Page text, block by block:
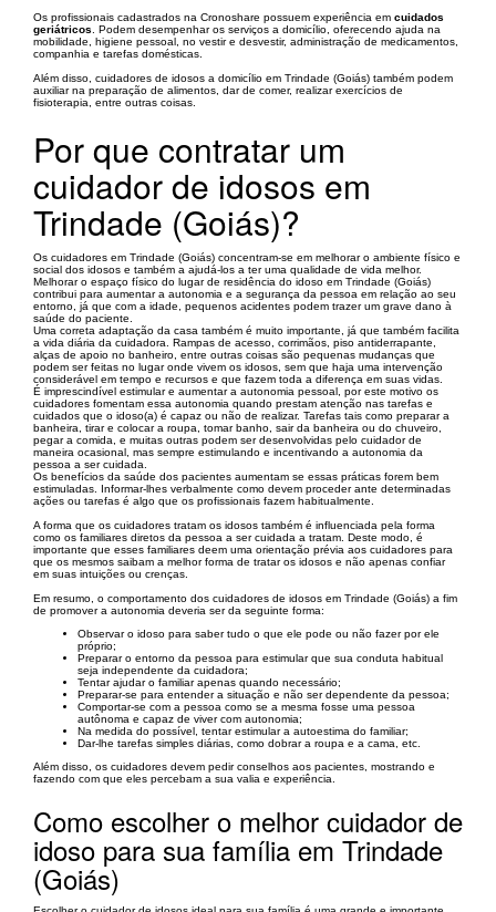
Os profissionais cadastrados na Cronoshare possuem experiência em cuidados
geriátricos . Podem desempenhar os serviços a domicílio, oferecendo ajuda na
mobilidade, higiene pessoal, no vestir e desvestir, administração de medicamentos,
companhia e tarefas domésticas.
Além disso, cuidadores de idosos a domicílio em Trindade (Goiás) também podem
auxiliar na preparação de alimentos, dar de comer, realizar exercícios de
fisioterapia, entre outras coisas.
Por que contratar um
cuidador de idosos em
Trindade (Goiás)?
Os cuidadores em Trindade (Goiás) concentram-se em melhorar o ambiente físico e
social dos idosos e também a ajudá-los a ter uma qualidade de vida melhor.
Melhorar o espaço físico do lugar de residência do idoso em Trindade (Goiás)
contribui para aumentar a autonomia e a segurança da pessoa em relação ao seu
entorno, já que com a idade, pequenos acidentes podem trazer um grave dano à
saúde do paciente.
Uma correta adaptação da casa também é muito importante, já que também facilita
a vida diária da cuidadora. Rampas de acesso, corrimãos, piso antiderrapante,
alças de apoio no banheiro, entre outras coisas são pequenas mudanças que
podem ser feitas no lugar onde vivem os idosos, sem que haja uma intervenção
considerável em tempo e recursos e que fazem toda a diferença em suas vidas.
É imprescindível estimular e aumentar a autonomia pessoal, por este motivo os
cuidadores fomentam essa autonomia quando prestam atenção nas tarefas e
cuidados que o idoso(a) é capaz ou não de realizar. Tarefas tais como preparar a
banheira, tirar e colocar a roupa, tomar banho, sair da banheira ou do chuveiro,
pegar a comida, e muitas outras podem ser desenvolvidas pelo cuidador de
maneira ocasional, mas sempre estimulando e incentivando a autonomia da
pessoa a ser cuidada.
Os benefícios da saúde dos pacientes aumentam se essas práticas forem bem
estimuladas. Informar-lhes verbalmente como devem proceder ante determinadas
ações ou tarefas é algo que os profissionais fazem habitualmente.
A forma que os cuidadores tratam os idosos também é influenciada pela forma
como os familiares diretos da pessoa a ser cuidada a tratam. Deste modo, é
importante que esses familiares deem uma orientação prévia aos cuidadores para
que os mesmos saibam a melhor forma de tratar os idosos e não apenas confiar
em suas intuições ou crenças.
Em resumo, o comportamento dos cuidadores de idosos em Trindade (Goiás) a fim
de promover a autonomia deveria ser da seguinte forma:
Observar o idoso para saber tudo o que ele pode ou não fazer por ele
próprio;
Preparar o entorno da pessoa para estimular que sua conduta habitual
seja independente da cuidadora;
Tentar ajudar o familiar apenas quando necessário;
Preparar-se para entender a situação e não ser dependente da pessoa;
Comportar-se com a pessoa como se a mesma fosse uma pessoa
autônoma e capaz de viver com autonomia;
Na medida do possível, tentar estimular a autoestima do familiar;
Dar-lhe tarefas simples diárias, como dobrar a roupa e a cama, etc.
Além disso, os cuidadores devem pedir conselhos aos pacientes, mostrando e
fazendo com que eles percebam a sua valia e experiência.
Como escolher o melhor cuidador de
idoso para sua família em Trindade
(Goiás)